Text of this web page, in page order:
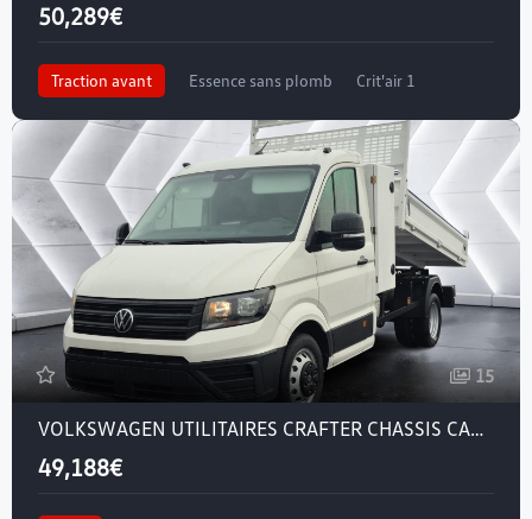
50,289€
Traction avant Essence sans plomb Crit'air 1
15
VOLKSWAGEN UTILITAIRES CRAFTER CHASSIS CABINE (01/2020) — CRAFTER CSC BENNE COFFRE GRUAU PROP (RJ) 50 L3 2.0 TDI 163CH
49,188€